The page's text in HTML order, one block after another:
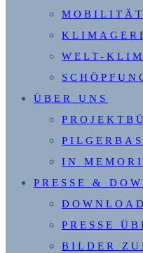
WELT-
ÜBER UNS
IN
PRESSE &
PRESSE
BILDER